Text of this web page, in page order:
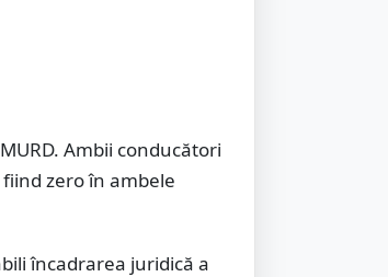
Ambii conducători
zero în ambele
încadrarea juridică a